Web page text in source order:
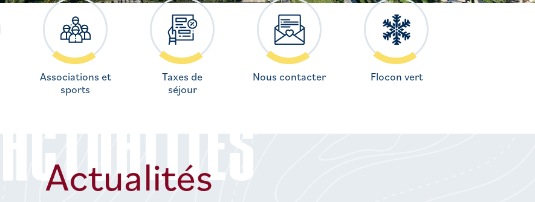
Associations et
sports
Taxes de
séjour
Nous contacter Flocon vert
ACTUALITÉS
Actualités